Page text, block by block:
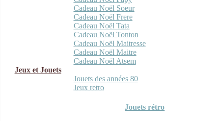
Cadeau Noël Soeur
Cadeau Noël Frere
Cadeau Noël Tata
Cadeau Noël Tonton
Cadeau Noël Maitresse
Cadeau Noël Maitre
Cadeau Noël Atsem
Jeux et Jouets
Jouets des années 80
Jeux retro
Jouets rétro